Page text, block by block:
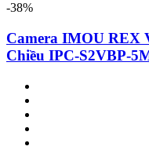
-38%
Camera IMOU REX
Chiều IPC-S2VBP-